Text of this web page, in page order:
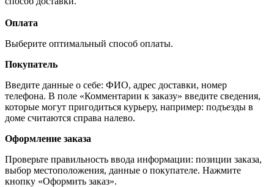
Оплата
Выберите оптимальный способ оплаты.
Покупатель
Введите данные о себе: ФИО, адрес доставки, номер
телефона. В поле «Комментарии к заказу» введите сведения,
которые могут пригодиться курьеру, например: подъезды в
доме считаются справа налево.
Оформление заказа
Проверьте правильность ввода информации: позиции заказа,
выбор местоположения, данные о покупателе. Нажмите
кнопку «Оформить заказ».